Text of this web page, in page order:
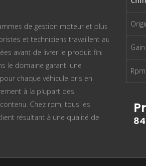
de gestion moteur et plus
et techniciens travaillent au
avant de livrer le produit fini
le domaine garanti une
chaque véhicule pris en
à la plupart des
Chez rpm, tous les
résultant à une qualité de
Gain